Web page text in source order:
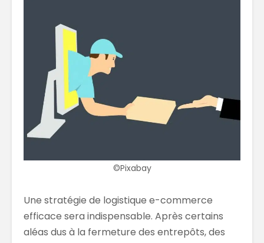
©Pixabay
Une stratégie de logistique e-commerce
efficace sera indispensable. Après certains
aléas dus à la fermeture des entrepôts, des